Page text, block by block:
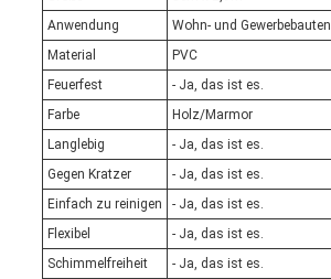
Anwendung
Wohn- und Gewerbebauten
Material
PVC
Feuerfest
- Ja, das ist es.
Farbe
Holz/Marmor
Langlebig
- Ja, das ist es.
Gegen Kratzer
- Ja, das ist es.
Einfach zu reinigen
- Ja, das ist es.
Flexibel
- Ja, das ist es.
Schimmelfreiheit
- Ja, das ist es.